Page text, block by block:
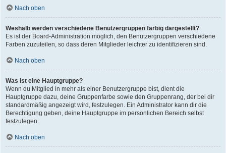
Nach oben
Weshalb werden verschiedene Benutzergruppen farbig dargestellt?
Es ist der Board-Administration möglich, den Benutzergruppen verschiedene
Farben zuzuteilen, so dass deren Mitglieder leichter zu identifizieren sind.
Nach oben
Was ist eine Hauptgruppe?
Wenn du Mitglied in mehr als einer Benutzergruppe bist, dient die
Hauptgruppe dazu, deine Gruppenfarbe sowie den Gruppenrang, der bei dir
standardmäßig angezeigt wird, festzulegen. Ein Administrator kann dir die
Berechtigung geben, deine Hauptgruppe im persönlichen Bereich selbst
festzulegen.
Nach oben